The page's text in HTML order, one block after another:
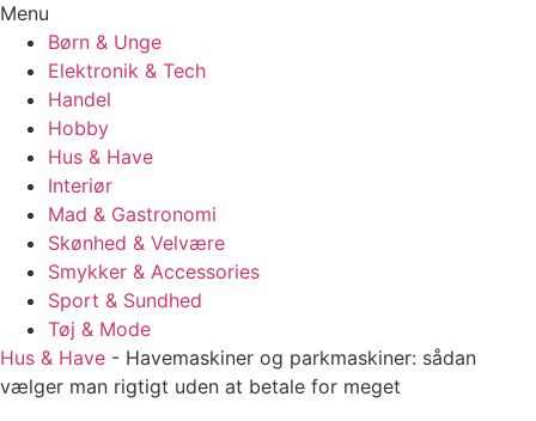
Menu
Børn & Unge
Elektronik & Tech
Handel
Hobby
Hus & Have
Interiør
Mad & Gastronomi
Skønhed & Velvære
Smykker & Accessories
Sport & Sundhed
Tøj & Mode
Hus & Have - Havemaskiner og parkmaskiner: sådan
vælger man rigtigt uden at betale for meget